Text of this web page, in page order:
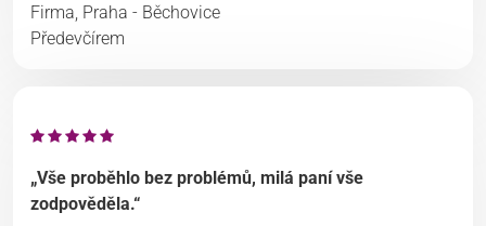
Firma, Praha - Běchovice
Předevčírem
„Vše proběhlo bez problémů, milá paní vše
zodpověděla.“